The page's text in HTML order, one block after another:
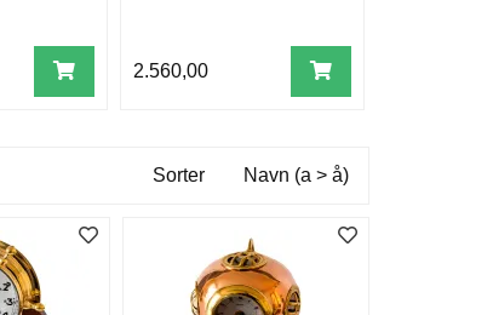
2.560,00
Sorter Navn (a > å)